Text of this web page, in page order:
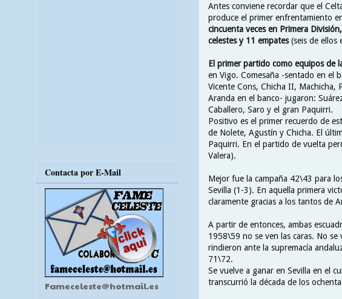
Antes conviene recordar que el
produce el primer enfrentamiento
cincuenta veces en Primera
celestes y 11 empates(seis de ellos
El primer partido como equipos de
en Vigo. Comesaña -sentado en el
Vicente Cons, Chicha II,
Aranda en el banco- jugaron:
Caballero, Saro y el gran Paquirri.
Positivo es el primer recuerdo de
de Nolete, Agustín y Chicha. El
Paquirri. En el partido de vuelta
Valera).
Mejor fue la campaña 42\43 para
Sevilla (1-3). En aquella primera
claramente gracias a los tantos de
A partir de entonces, ambas
1958\59 no se ven las caras. No se
rindieron ante la supremacía
71\72.
Se vuelve a ganar en Sevilla en el
transcurrió la década de los
Contacta por E-Mail
Fameceleste@hotmail.es